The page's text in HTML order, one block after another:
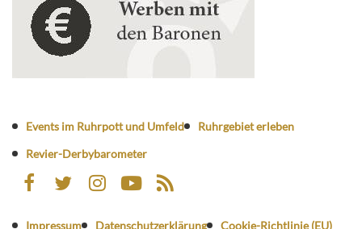
Events im Ruhrpott und Umfeld
Ruhrgebiet erleben
Revier-Derbybarometer
Impressum Datenschutzerklärung Cookie-Richtlinie (EU)